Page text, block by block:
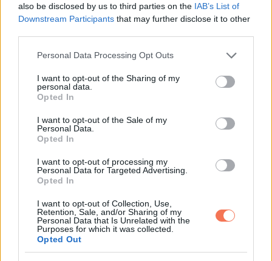
also be disclosed by us to third parties on the IAB’s List of
Downstream Participants that may further disclose it to other
Please note that this website/app uses one or more Google
not limited to your visit or usage behaviour. You may click to
grant or deny consent to Google and its third-party tags to
use your data for below specified purposes in below Google
consent section.
Personal Data Processing Opt Outs
I want to opt-out of the Sharing of my
personal data.
Opted In
I want to opt-out of the Sale of my
Personal Data.
Opted In
I want to opt-out of processing my
Personal Data for Targeted Advertising.
Opted In
I want to opt-out of Collection, Use,
Retention, Sale, and/or Sharing of my
Personal Data that Is Unrelated with the
Purposes for which it was collected.
Opted Out
maradt az elhízott feleségével…de ő akkor
olyat mondott amitől a fal adta a másikat!
További bejegyzések